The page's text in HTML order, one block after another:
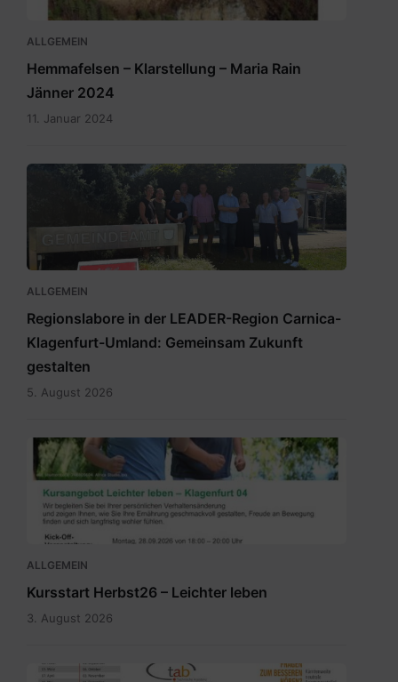
ALLGEMEIN
Hemmafelsen – Klarstellung – Maria Rain
Jänner 2024
11. Januar 2024
RegionslaborSüdost.jpg
ALLGEMEIN
Regionslabore in der LEADER-Region Carnica-
Klagenfurt-Umland: Gemeinsam Zukunft
gestalten
5. August 2026
2026_Terminübersicht_A3_Leichter
leben_Herbst_Klagenfurt
04.pdf
ALLGEMEIN
Kursstart Herbst26 – Leichter leben
3. August 2026
Sprechtagskalender